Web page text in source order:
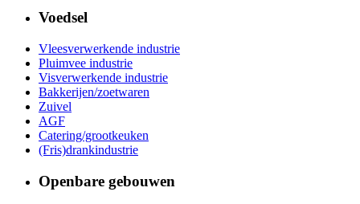
Voedsel
Vleesverwerkende industrie
Pluimvee industrie
Visverwerkende industrie
Bakkerijen/zoetwaren
Zuivel
AGF
Catering/grootkeuken
(Fris)drankindustrie
Openbare gebouwen